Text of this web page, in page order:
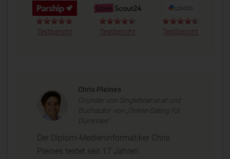
Testbericht Testbericht Testbericht
Chris Pleines
Gründer von Singleboerse.at und
Buchautor von „Online-Dating für
Dummies“
Der Diplom-Medieninformatiker Chris
Pleines testet seit 17 Jahren